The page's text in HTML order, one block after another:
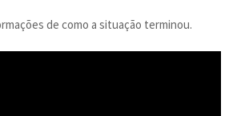
de como a situação terminou.